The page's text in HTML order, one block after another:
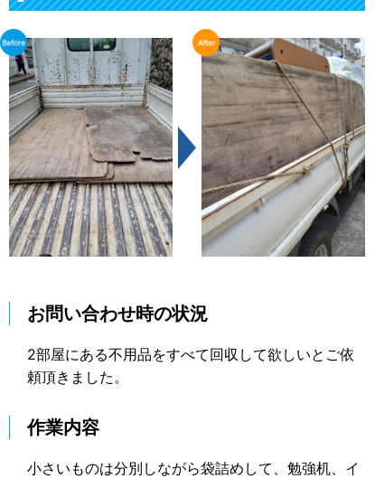
お問い合わせ時の状況
2部屋にある不用品をすべて回収して欲しいとご依
頼頂きました。
作業内容
小さいものは分別しながら袋詰めして、勉強机、イ